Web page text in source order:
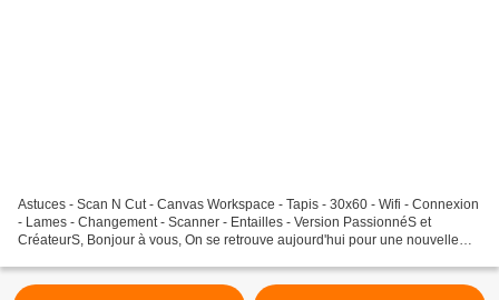
Astuces - Scan N Cut - Canvas Workspace - Tapis - 30x60 - Wifi - Connexion
- Lames - Changement - Scanner - Entailles - Version PassionnéS et
CréateurS, Bonjour à vous, On se retrouve aujourd'hui pour une nouvelle